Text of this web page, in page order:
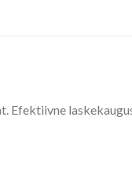
Efektiivne